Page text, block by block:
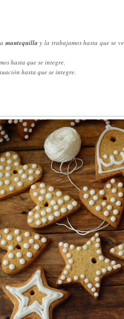
mantequilla y la trabajamos hasta que se
hasta que se integre.
hasta que se integre.